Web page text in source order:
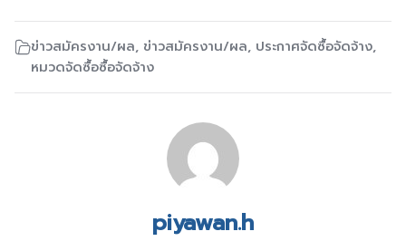
ข่าวสมัครงาน/ผล, ข่าวสมัครงาน/ผล, ประกาศจัดซื้อจัดจ้าง,
หมวดจัดซื้อซื้อจัดจ้าง
piyawan.h